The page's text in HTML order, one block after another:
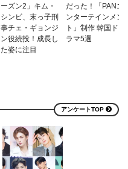
ーズン2」キム・
シンビ、末っ子刑
事チェ・ギョンジ
ン役続投！成長し
た姿に注目
だった！「PANエ
ンターテインメン
ト」制作 韓国ド
ラマ5選
アンケートTOP